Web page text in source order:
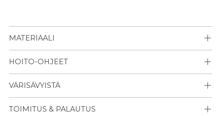
MATERIAALI
HOITO-OHJEET
VÄRISÄVYISTÄ
TOIMITUS & PALAUTUS